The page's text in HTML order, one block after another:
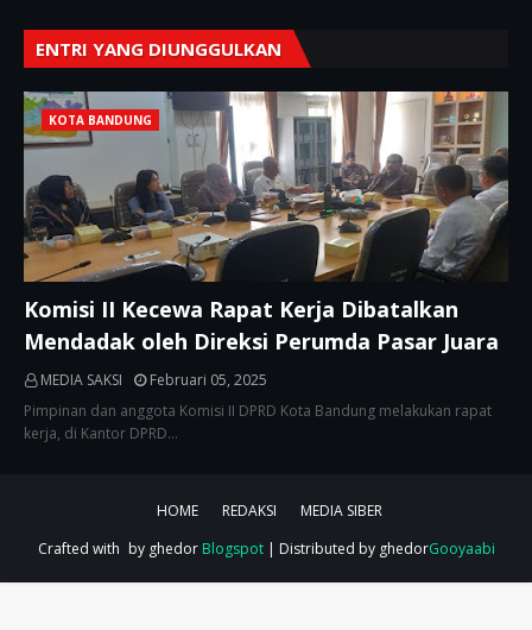
ENTRI YANG DIUNGGULKAN
KOTA BANDUNG
Komisi II Kecewa Rapat Kerja Dibatalkan
Mendadak oleh Direksi Perumda Pasar Juara
MEDIA SAKSI
Februari 05, 2025
Pimpinan dan anggota Komisi II DPRD Kota Bandung melakukan rapat
kerja, di Kantor DPRD…
HOME REDAKSI
MEDIA SIBER
Crafted with by ghedor Blogspot| Distributed by ghedorGooyaabi